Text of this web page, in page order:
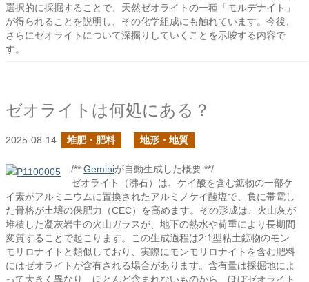
選択的に採掘することで、天然ゼオライトの一種「モルデナイト」
が得られることを説明し、その化学組成にも触れています。今後、
さらにゼオライトについて深掘りしていくことを示唆する内容で
す。
ゼオライトは何処にある？
2025-08-14 堆肥・肥料 地形・地質
/** Geminiが自動生成した概要 **/
ゼオライト（沸石）は、ケイ酸を含む鉱物の一部ケ
イ素がアルミニウムに置換されたアルミノケイ酸塩で、負に帯電し
た骨格が土壌の保肥力（CEC）を高めます。その形成は、火山灰が
堆積した凝灰岩中の火山ガラスが、地下の熱水や荷重により長期間
変質することで起こります。この生成過程は2:1型粘土鉱物のモン
モリロナイトと類似しており、実際にモンモリロナイトを含む肥料
にはゼオライトが含有される場合があります。含有量は採掘地によ
って大きく異なり、ほとんど含まれないものから、ほぼゼオライト